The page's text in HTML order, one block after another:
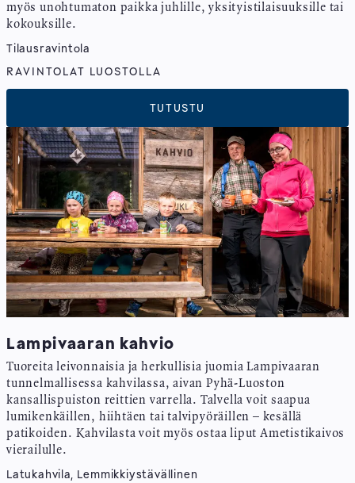
myös unohtumaton paikka juhlille, yksityistilaisuuksille tai
kokouksille.
Tilausravintola
RAVINTOLAT LUOSTOLLA
TUTUSTU
Lampivaaran kahvio
Tuoreita leivonnaisia ja herkullisia juomia Lampivaaran
tunnelmallisessa kahvilassa, aivan Pyhä-Luoston
kansallispuiston reittien varrella. Talvella voit saapua
lumikenkäillen, hiihtäen tai talvipyöräillen – kesällä
patikoiden. Kahvilasta voit myös ostaa liput Ametistikaivos
vierailulle.
Latukahvila, Lemmikkiystävällinen